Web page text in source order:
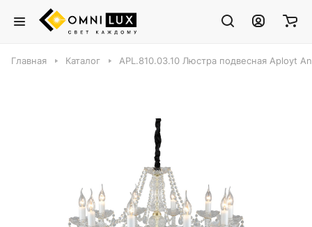
Главная Каталог APL.810.03.10 Люстра подвесная Aployt